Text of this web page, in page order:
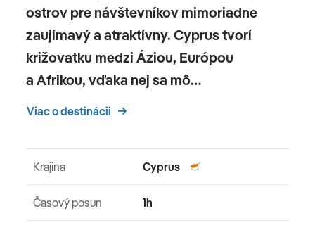
ostrov pre návštevníkov mimoriadne
zaujímavý a atraktívny. Cyprus tvorí
križovatku medzi Áziou, Európou
a Afrikou, vďaka nej sa mô…
Viac o destinácii
Krajina Cyprus
Časový posun 1h